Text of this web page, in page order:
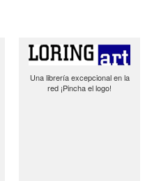
Una librería excepcional en la
red ¡Pincha el logo!